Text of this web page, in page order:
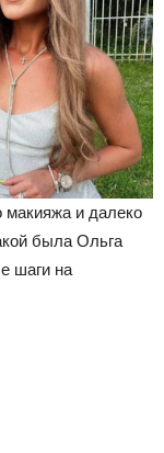
макияжа и далеко
была Ольга
шаги на